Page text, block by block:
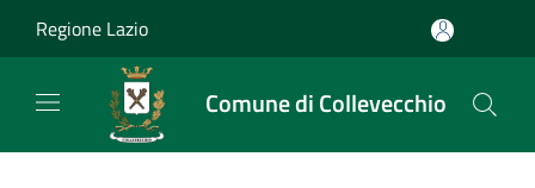
Regione Lazio
Comune di Collevecchio